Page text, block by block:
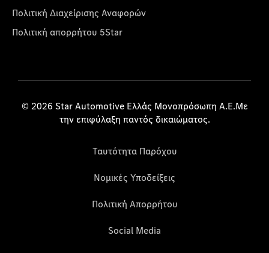
Πολιτική Διαχείρισης Αναφορών
Πολιτική απορρήτου 5Star
© 2026 Star Automotive Ελλάς Μονοπρόσωπη Α.Ε.Με
την επιφύλαξη παντός δικαιώματος.
Ταυτότητα Παρόχου
Νομικές Υποδείξεις
Πολιτική Απορρήτου
Social Media